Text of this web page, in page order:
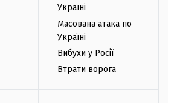
Україні
Масована атака по
Україні
Вибухи у Росії
Втрати ворога